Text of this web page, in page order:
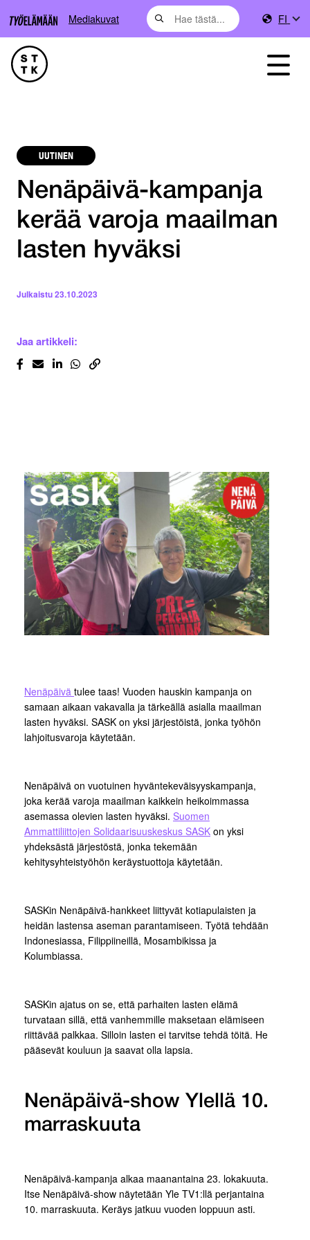
Mediakuvat FI
UUTINEN
Nenäpäivä-kampanja
kerää varoja maailman
lasten hyväksi
Julkaistu23.10.2023
Jaa artikkeli:
Nenäpäivä tulee taas! Vuoden hauskin kampanja on
samaan aikaan vakavalla ja tärkeällä asialla maailman
lasten hyväksi. SASK on yksi järjestöistä, jonka työhön
lahjoitusvaroja käytetään.
Nenäpäivä on vuotuinen hyväntekeväisyyskampanja,
joka kerää varoja maailman kaikkein heikoimmassa
asemassa olevien lasten hyväksi. Suomen
Ammattiliittojen Solidaarisuuskeskus SASK on yksi
yhdeksästä järjestöstä, jonka tekemään
kehitysyhteistyöhön keräystuottoja käytetään.
SASKin Nenäpäivä-hankkeet liittyvät kotiapulaisten ja
heidän lastensa aseman parantamiseen. Työtä tehdään
Indonesiassa, Filippiineillä, Mosambikissa ja
Kolumbiassa.
SASKin ajatus on se, että parhaiten lasten elämä
turvataan sillä, että vanhemmille maksetaan elämiseen
riittävää palkkaa. Silloin lasten ei tarvitse tehdä töitä. He
pääsevät kouluun ja saavat olla lapsia.
Nenäpäivä-show Ylellä 10.
marraskuuta
Nenäpäivä-kampanja alkaa maanantaina 23. lokakuuta.
Itse Nenäpäivä-show näytetään Yle TV1:llä perjantaina
10. marraskuuta. Keräys jatkuu vuoden loppuun asti.